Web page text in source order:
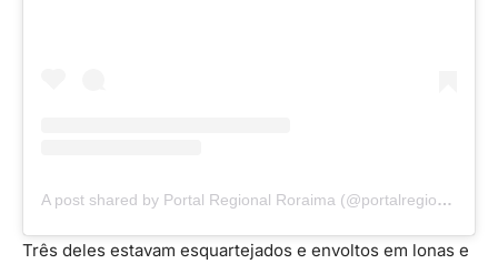
A post shared by Portal Regional Roraima (@portalregionalroraima)
Três deles estavam esquartejados e envoltos em lonas e